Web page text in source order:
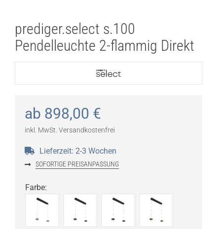
prediger.select s.100
Pendelleuchte 2-flammig Direkt
ab 898,00 €
inkl. MwSt. Versandkostenfrei
Lieferzeit: 2-3 Wochen
SOFORTIGE PREISANPASSUNG
Farbe: